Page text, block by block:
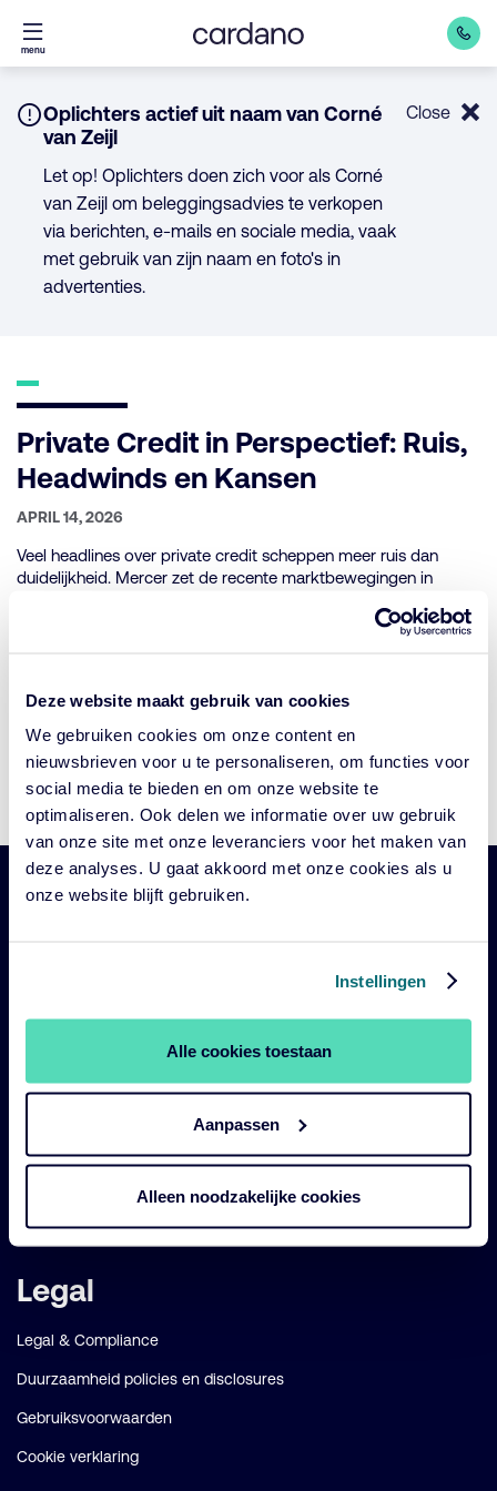
Deze website maakt gebruik van cookies
We gebruiken cookies om onze content en
nieuwsbrieven voor u te personaliseren, om functies voor
social media te bieden en om onze website te
optimaliseren. Ook delen we informatie over uw gebruik
van onze site met onze leveranciers voor het maken van
deze analyses. U gaat akkoord met onze cookies als u
onze website blijft gebruiken.
Instellingen
Alle cookies toestaan
Aanpassen
Alleen noodzakelijke cookies
Direct
naar
menu
Notice:
Oplichters actief uit naam van Corné
van Zeijl
Let op! Oplichters doen zich voor als Corné
van Zeijl om beleggingsadvies te verkopen
via berichten, e-mails en sociale media, vaak
met gebruik van zijn naam en foto's in
advertenties.
Close
Private Credit in Perspectief: Ruis,
Headwinds en Kansen
GEPUBLICEERD
APRIL 14, 2026
Veel headlines over private credit scheppen meer ruis dan
duidelijkheid. Mercer zet de recente marktbewegingen in
De toekomst van private markets
GEPUBLICEERD
OP:
MAART 10, 2026
Hoe zichtbaar zijn jouw concentratierisico’s écht? Download nu
de recente Mercer‑paper waarvan de inzichten direct relevant
zijn voor een holistische risico‑ en portefeuillebenadering.
Belangrijke
Diensten
Perspectives
Legal
Legal & Compliance
Duurzaamheid policies en disclosures
Gebruiksvoorwaarden
Cookie verklaring